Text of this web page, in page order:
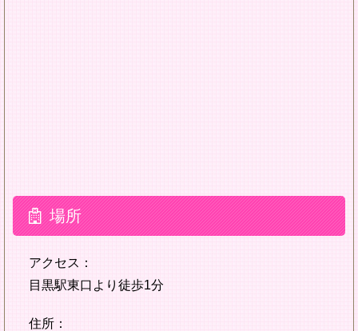
場所
アクセス：
目黒駅東口より徒歩1分
住所：